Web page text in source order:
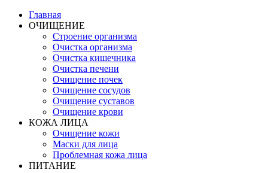
Главная
ОЧИЩЕНИЕ
Строение организма
Очистка организма
Очистка кишечника
Очистка печени
Очищение почек
Очищение сосудов
Очищение суставов
Очищение крови
КОЖА ЛИЦА
Очищение кожи
Маски для лица
Проблемная кожа лица
ПИТАНИЕ